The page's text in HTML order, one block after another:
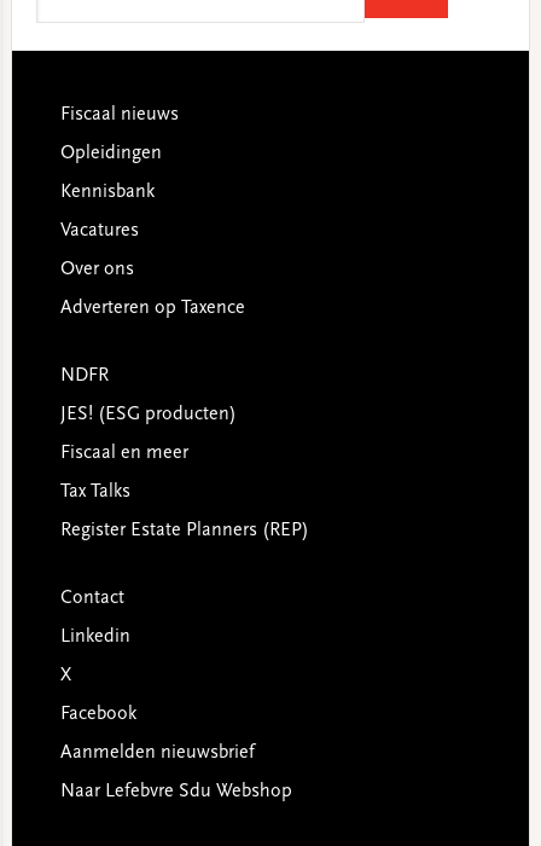
Footer
Fiscaal nieuws
Opleidingen
Kennisbank
Vacatures
Over ons
Adverteren op Taxence
NDFR
JES! (ESG producten)
Fiscaal en meer
Tax Talks
Register Estate Planners (REP)
Contact
Linkedin
X
Facebook
Aanmelden nieuwsbrief
Naar Lefebvre Sdu Webshop